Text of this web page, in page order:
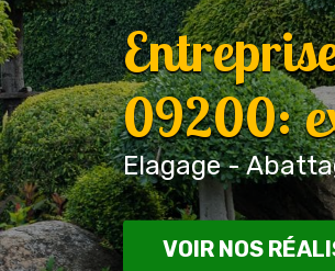
09200:
Elagage -
VOIR NOS